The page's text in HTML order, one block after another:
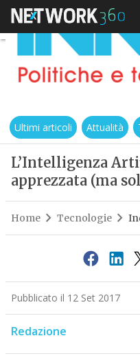
Ultimi articoli Attualità
L’Intelligenza
apprezzata (ma
Home Tecnologie
Pubblicato il 12 Set 2017
Redazione